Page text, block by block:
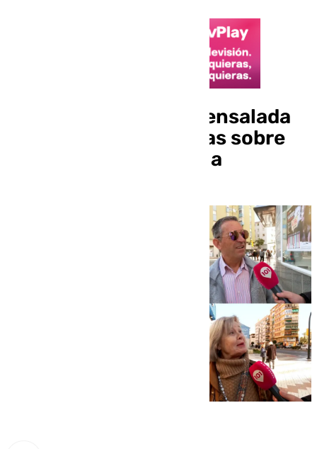
De la mermelada a la ensalada
cachorreña: las teorías sobre
las naranjas de Málaga